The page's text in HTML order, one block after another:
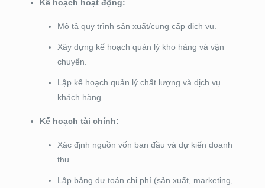
Kế hoạch hoạt động:
Mô tả quy trình sản xuất/cung cấp dịch vụ.
Xây dựng kế hoạch quản lý kho hàng và vận
chuyển.
Lập kế hoạch quản lý chất lượng và dịch vụ
khách hàng.
Kế hoạch tài chính:
Xác định nguồn vốn ban đầu và dự kiến doanh
thu.
Lập bảng dự toán chi phí (sản xuất, marketing,